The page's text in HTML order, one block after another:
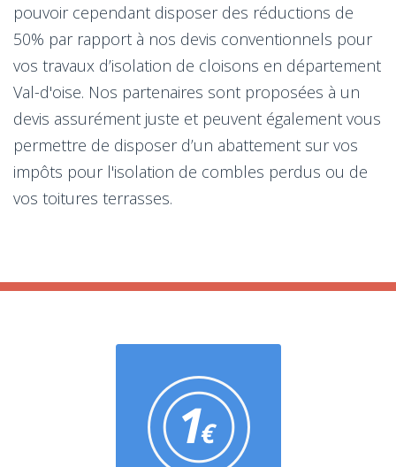
pouvoir cependant disposer des réductions de
50% par rapport à nos devis conventionnels pour
vos travaux d’isolation de cloisons en département
Val-d'oise. Nos partenaires sont proposées à un
devis assurément juste et peuvent également vous
permettre de disposer d’un abattement sur vos
impôts pour l'isolation de combles perdus ou de
vos toitures terrasses.